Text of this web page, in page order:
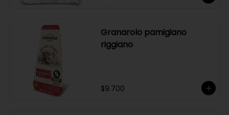
Granarolo pamigiano
riggiano
$9.700